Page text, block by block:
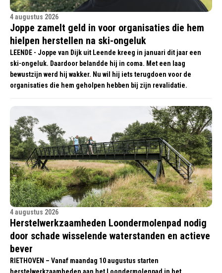
4 augustus 2026
Joppe zamelt geld in voor organisaties die hem
hielpen herstellen na ski-ongeluk
LEENDE - Joppe van Dijk uit Leende kreeg in januari dit jaar een
ski-ongeluk. Daardoor belandde hij in coma. Met een laag
bewustzijn werd hij wakker. Nu wil hij iets terugdoen voor de
organisaties die hem geholpen hebben bij zijn revalidatie.
4 augustus 2026
Herstelwerkzaamheden Loondermolenpad nodig
door schade wisselende waterstanden en actieve
bever
RIETHOVEN – Vanaf maandag 10 augustus starten
herstelwerkzaamheden aan het Loondermolenpad in het